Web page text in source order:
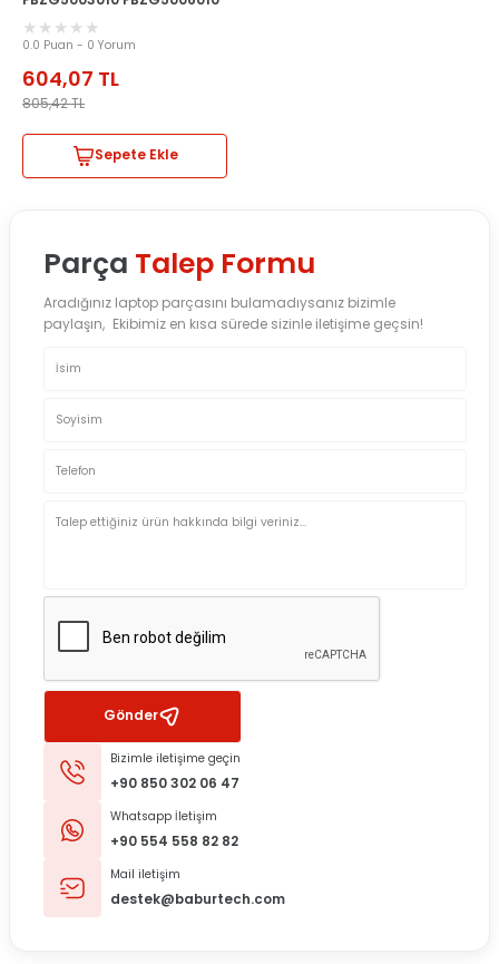
0.0 Puan - 0 Yorum
604,07 TL
805,42TL
Sepete Ekle
Parça Talep Formu
Aradığınız laptop parçasını bulamadıysanız bizimle
paylaşın, Ekibimiz en kısa sürede sizinle iletişime geçsin!
Gönder
Bizimle iletişime geçin
+90 850 302 06 47
Whatsapp İletişim
+90 554 558 82 82
Mail iletişim
destek@baburtech.com